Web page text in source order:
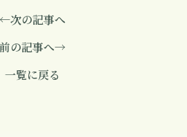
←次の記事へ
前の記事へ→
一覧に戻る